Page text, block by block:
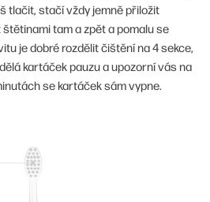
tlačit, stačí vždy jemně přiložit
tam a zpět a pomalu se
je dobré rozdělit čištění na 4 sekce,
kartáček pauzu a upozorní vás na
se kartáček sám vypne.